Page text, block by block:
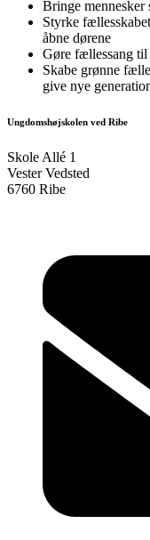
Bringe mennesker
Styrke
åbne dørene
Gøre fællessang til
Skabe grønne
give nye
Ungdomshøjskolen ved Ribe
Skole Allé 1
Vester Vedsted
6760 Ribe